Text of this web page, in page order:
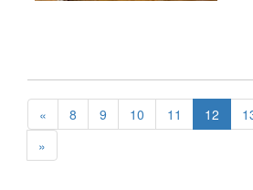
« 8 9 10 11 12
»